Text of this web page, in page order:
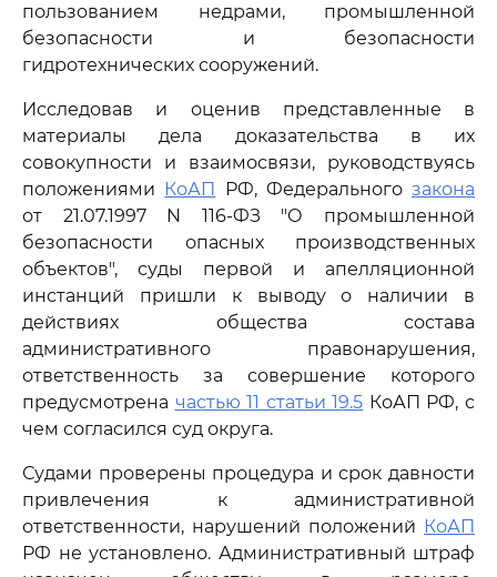
пользованием недрами, промышленной
безопасности и безопасности
гидротехнических сооружений.
Исследовав и оценив представленные в
материалы дела доказательства в их
совокупности и взаимосвязи, руководствуясь
положениями КоАП РФ, Федерального закона
от 21.07.1997 N 116-ФЗ "О промышленной
безопасности опасных производственных
объектов", суды первой и апелляционной
инстанций пришли к выводу о наличии в
действиях общества состава
административного правонарушения,
ответственность за совершение которого
предусмотрена частью 11 статьи 19.5 КоАП РФ, с
чем согласился суд округа.
Судами проверены процедура и срок давности
привлечения к административной
ответственности, нарушений положений КоАП
РФ не установлено. Административный штраф